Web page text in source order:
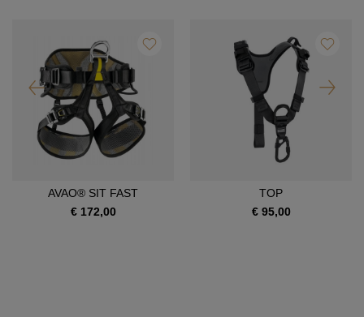
AVAO® SIT FAST
€ 172,00
TOP
€ 95,00